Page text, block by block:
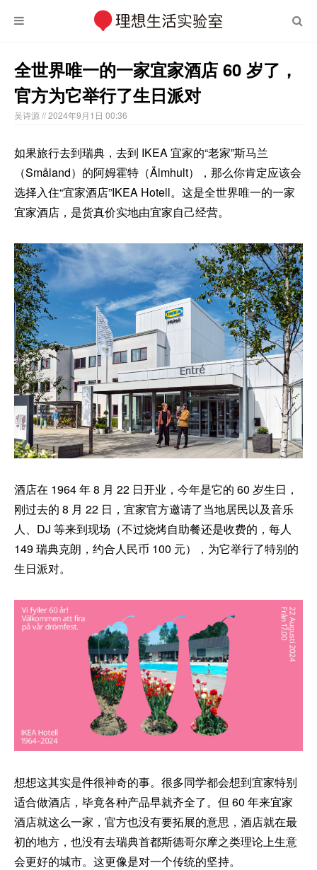
全世界唯一的一家宜家酒店 60 岁了，
官方为它举行了生日派对
吴诗源 // 2024年9月1日 00:36
如果旅行去到瑞典，去到 IKEA 宜家的“老家”斯马兰
（Småland）的阿姆霍特（Älmhult），那么你肯定应该会
选择入住“宜家酒店”IKEA Hotell。这是全世界唯一的一家
宜家酒店，是货真价实地由宜家自己经营。
酒店在 1964 年 8 月 22 日开业，今年是它的 60 岁生日，
刚过去的 8 月 22 日，宜家官方邀请了当地居民以及音乐
人、DJ 等来到现场（不过烧烤自助餐还是收费的，每人
149 瑞典克朗，约合人民币 100 元），为它举行了特别的
生日派对。
想想这其实是件很神奇的事。很多同学都会想到宜家特别
适合做酒店，毕竟各种产品早就齐全了。但 60 年来宜家
酒店就这么一家，官方也没有要拓展的意思，酒店就在最
初的地方，也没有去瑞典首都斯德哥尔摩之类理论上生意
会更好的城市。这更像是对一个传统的坚持。